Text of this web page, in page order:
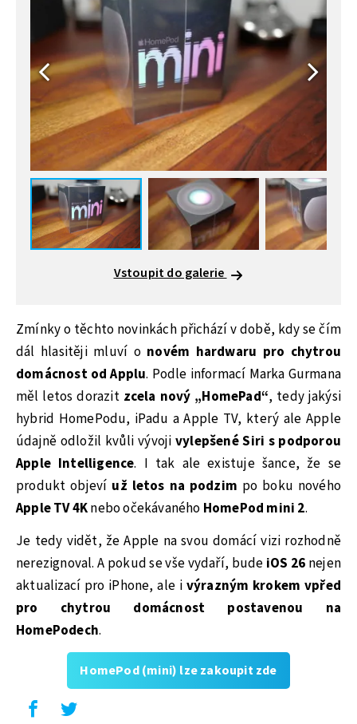
Vstoupit do galerie
Zmínky o těchto novinkách přichází v době, kdy se čím
dál hlasitěji mluví o novém hardwaru pro chytrou
domácnost od Applu. Podle informací Marka Gurmana
měl letos dorazit zcela nový „HomePad“, tedy jakýsi
hybrid HomePodu, iPadu a Apple TV, který ale Apple
údajně odložil kvůli vývoji vylepšené Siri s podporou
Apple Intelligence. I tak ale existuje šance, že se
produkt objeví už letos na podzim po boku nového
Apple TV 4Knebo očekávaného HomePod mini 2.
Je tedy vidět, že Apple na svou domácí vizi rozhodně
nerezignoval. A pokud se vše vydaří, bude iOS 26 nejen
aktualizací pro iPhone, ale i výrazným krokem vpřed
pro chytrou domácnost postavenou na
HomePodech.
HomePod (mini) lze zakoupit zde